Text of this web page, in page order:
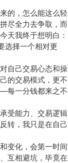
的，怎么能这么轻
尽全力去争取，而
天我终于想明白：
选择一个相对更
自己交易心态和操
的交易模式，更不
每一分钱都来之不
受能力、交易逻辑
转，我只是在自己
变化，会第一时间
互相避坑，毕竟在